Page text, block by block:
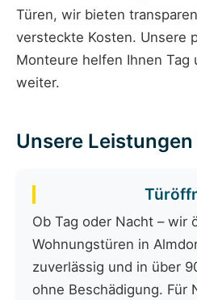
Türen, wir bieten
versteckte Kosten. Unsere
Monteure helfen Ihnen Tag
weiter.
Unsere
Ob Tag oder Nacht – wir
Wohnungstüren in
zuverlässig und in über
ohne Beschädigung. Für